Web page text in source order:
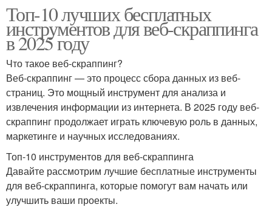
Топ-10 лучших бесплатных
инструментов для веб-скраппинга
в 2025 году
Что такое веб-скраппинг?
Веб-скраппинг — это процесс сбора данных из веб-
страниц. Это мощный инструмент для анализа и
извлечения информации из интернета. В 2025 году веб-
скраппинг продолжает играть ключевую роль в данных,
маркетинге и научных исследованиях.
Топ-10 инструментов для веб-скраппинга
Давайте рассмотрим лучшие бесплатные инструменты
для веб-скраппинга, которые помогут вам начать или
улучшить ваши проекты.